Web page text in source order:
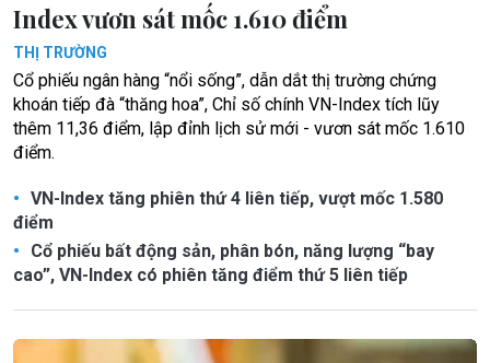
Index vươn sát mốc 1.610 điểm
THỊ TRƯỜNG
Cổ phiếu ngân hàng “nổi sống”, dẫn dắt thị trường chứng
khoán tiếp đà “thăng hoa”, Chỉ số chính VN-Index tích lũy
thêm 11,36 điểm, lập đỉnh lịch sử mới - vươn sát mốc 1.610
điểm.
VN-Index tăng phiên thứ 4 liên tiếp, vượt mốc 1.580
điểm
Cổ phiếu bất động sản, phân bón, năng lượng “bay
cao”, VN-Index có phiên tăng điểm thứ 5 liên tiếp